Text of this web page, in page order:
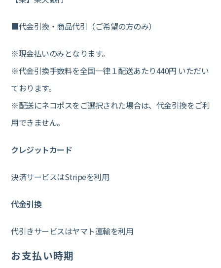
■代金引換・商品代引（ご希望の方のみ）
※現金払いのみとなります。
※代金引換手数料を全国一律１配送あたり440円 いただい
ております。
※配送にネコポスをご選択された場合は、代金引換をご利
用できません。
クレジットカード
決済サービスはStripeを利用
代金引換
代引きサービスはヤマト運輸を利用
お支払い時期